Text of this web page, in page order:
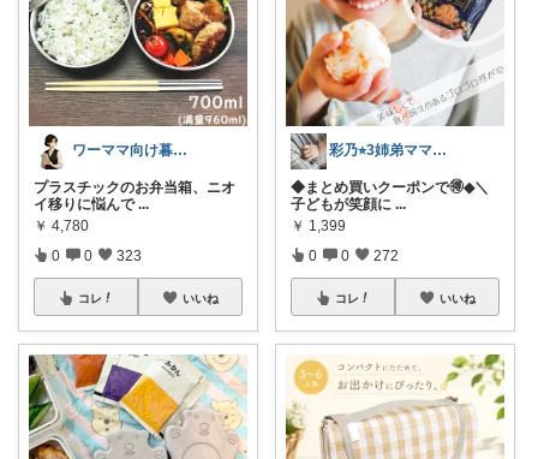
ワーママ向け暮らしの便利グッズROOM
プラスチックのお弁当箱、ニオ
イ移りに悩んで ...
￥ 4,780
0 0 323
コレ いいね
彩乃⭐︎3姉弟ママ💎🏃5♡
◆まとめ買いクーポンで🉐◆＼
子どもが笑顔に ...
￥ 1,399
0 0 272
コレ いいね